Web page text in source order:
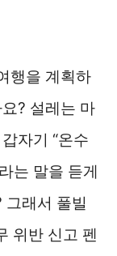
행을 계획하
? 설레는 마
자기 “온수
는 말을 듣게
그래서 풀빌
위반 신고 펜